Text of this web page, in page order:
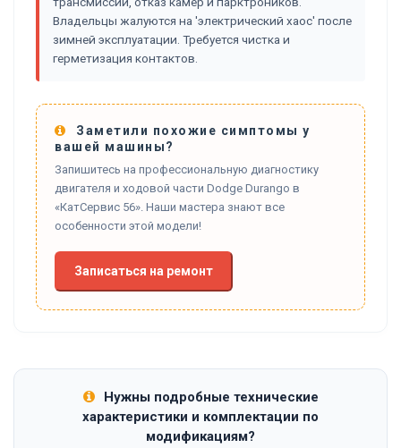
Владельцы жалуются на 'электрический хаос' после
зимней эксплуатации. Требуется чистка и
герметизация контактов.
Заметили похожие симптомы у
вашей машины?
Запишитесь на профессиональную диагностику
двигателя и ходовой части Dodge Durango в
«КатСервис 56». Наши мастера знают все
особенности этой модели!
Записаться на ремонт
Нужны подробные технические
характеристики и комплектации по
модификациям?